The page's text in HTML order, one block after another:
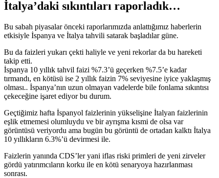
İtalya’daki sıkıntıları raporladık…
Bu sabah piyasalar önceki raporlarımızda anlattığımız haberlerin
etkisiyle İspanya ve İtalya tahvili satarak başladılar güne.
Bu da faizleri yukarı çekti haliyle ve yeni rekorlar da bu hareketi
takip etti.
İspanya 10 yıllık tahvil faizi %7.3’ü geçerken %7.5’e kadar
tırmandı, en kötüsü ise 2 yıllık faizin 7% seviyesine iyice yaklaşmış
olması.. İspanya’nın uzun olmayan vadelerde bile fonlama sıkıntısı
çekeceğine işaret ediyor bu durum.
Geçtiğimiz hafta İspanyol faizlerinin yükselişine İtalyan faizlerinin
eşlik etmemesi olumluydu ve bir ayrışma kısmi de olsa var
görüntüsü veriyordu ama bugün bu görüntü de ortadan kalktı İtalya
10 yıllıkların 6.3%’ü devirmesi ile.
Faizlerin yanında CDS’ler yani iflas riski primleri de yeni zirveler
gördü yatırımcıların korku ile en kötü senaryoya hazırlanması
sonrası.